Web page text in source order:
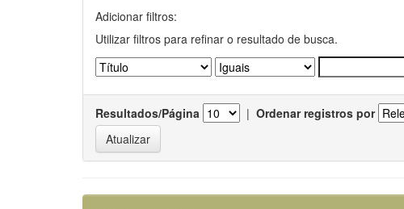
Adicionar filtros:
Utilizar filtros para refinar o resultado de busca.
Resultados/Página | Ordenar registros por